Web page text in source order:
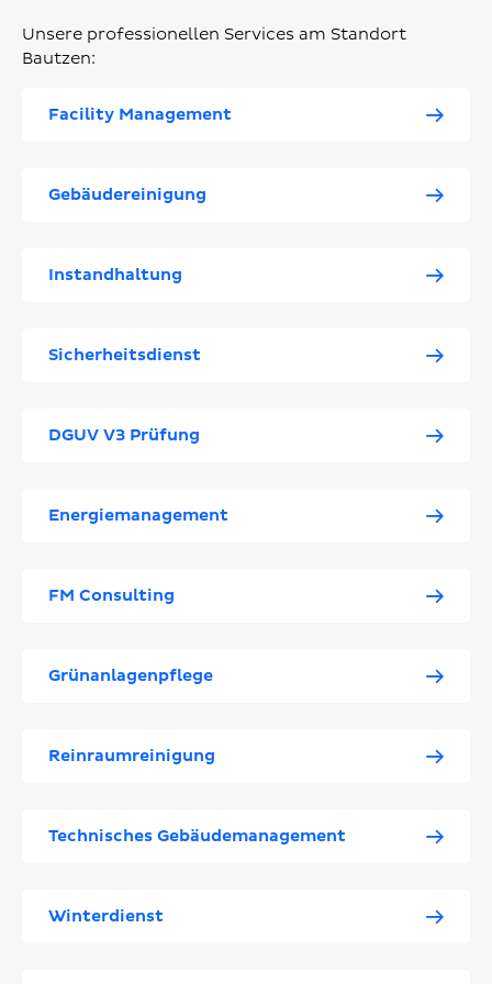
Unsere professionellen Services am Standort
Bautzen:
Facility Management
Gebäudereinigung
Instandhaltung
Sicherheitsdienst
DGUV V3 Prüfung
Energiemanagement
FM Consulting
Grünanlagenpflege
Reinraumreinigung
Technisches Gebäudemanagement
Winterdienst